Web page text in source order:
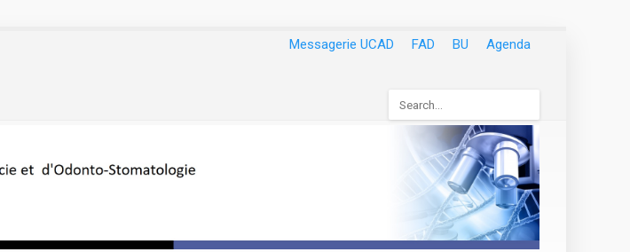
Agenda
BU
FAD
Messagerie UCAD
Formulaire
de
recherche